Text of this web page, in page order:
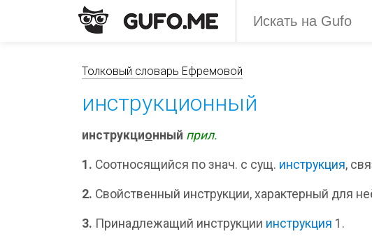
Толковый словарь Ефремовой
инструкционный
инструкционный прил.
1. Соотносящийся по знач. с сущ. инструкция,
2. Свойственный инструкции, характерный для
3. Принадлежащий инструкции инструкция 1.